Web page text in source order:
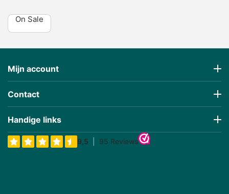
On Sale
Mijn account
Contact
Handige links